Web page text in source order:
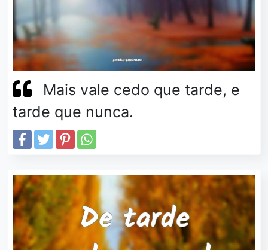
Mais vale cedo que tarde, e
tarde que nunca.